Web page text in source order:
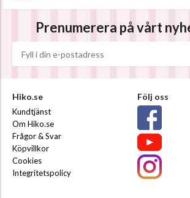
Prenumerera på vårt
Hiko.se
Kundtjänst
Om Hiko.se
Frågor & Svar
Köpvillkor
Cookies
Integritetspolicy
Följ oss